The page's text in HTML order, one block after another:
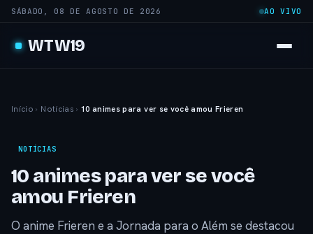
SÁBADO, 08 DE AGOSTO DE 2026 AO VIVO
WTW19
Início › Notícias › 10 animes para ver se você amou Frieren
NOTÍCIAS
10 animes para ver se você
amou Frieren
O anime Frieren e a Jornada para o Além se destacou